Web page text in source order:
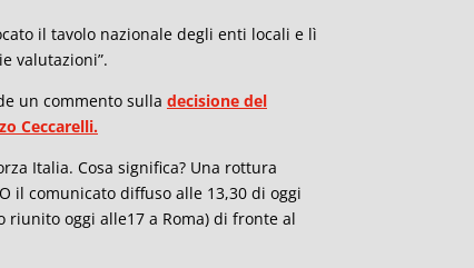
il tavolo nazionale degli enti locali e lì
valutazioni”.
un commento sulla decisione del
Ceccarelli.
Italia. Cosa significa? Una rottura
il comunicato diffuso alle 13,30 di oggi
riunito oggi alle17 a Roma) di fronte al